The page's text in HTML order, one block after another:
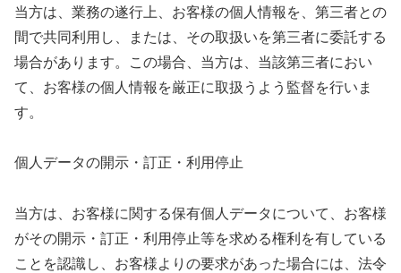
当方は、業務の遂行上、お客様の個人情報を、第三者との
間で共同利用し、または、その取扱いを第三者に委託する
場合があります。この場合、当方は、当該第三者におい
て、お客様の個人情報を厳正に取扱うよう監督を行いま
す。
個人データの開示・訂正・利用停止
当方は、お客様に関する保有個人データについて、お客様
がその開示・訂正・利用停止等を求める権利を有している
ことを認識し、お客様よりの要求があった場合には、法令